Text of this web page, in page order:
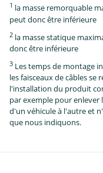
1 la masse remorquable
peut donc être inférieure
2 la masse statique
donc être inférieure
3 Les temps de montage
les faisceaux de câbles
l'installation du produit
par exemple pour
d'un véhicule à l'autre et
que nous indiquons.